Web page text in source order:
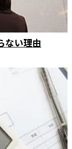
ない理由